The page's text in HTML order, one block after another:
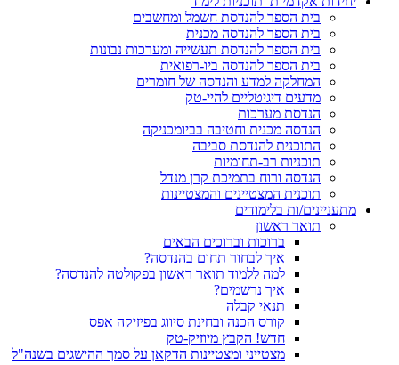
בית הספר להנדסת חשמל ומחשבים
בית הספר להנדסה מכנית
בית הספר להנדסת תעשייה ומערכות נבונות
בית הספר להנדסה ביו-רפואית
המחלקה למדע והנדסה של חומרים
מדעים דיגיטליים להיי-טק
הנדסת מערכות
הנדסה מכנית וחטיבה בביומכניקה
התוכנית להנדסת סביבה
תוכניות רב-תחומיות
הנדסה ורוח בתמיכת קרן מנדל
תוכנית המצטיינים והמצטיינות
מתעניינים/ות בלימודים
תואר ראשון
ברוכות וברוכים הבאים
איך לבחור תחום בהנדסה?
למה ללמוד תואר ראשון בפקולטה להנדסה?
איך נרשמים?
תנאי קבלה
קורס הכנה ובחינת סיווג בפיזיקה אפס
חדש! הקבץ מיוזיק-טק
מצטייני ומצטיינות הדקאן על סמך ההישגים בשנה"ל